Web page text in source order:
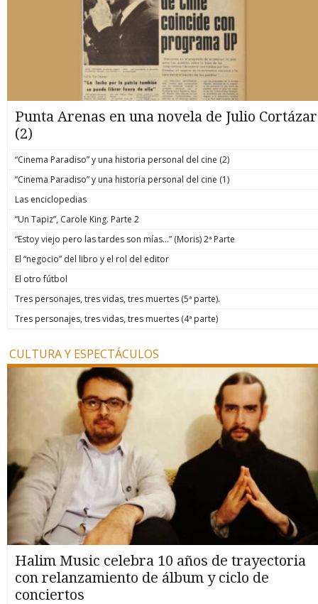
Punta Arenas en una novela de Julio Cortázar
(2)
“Cinema Paradiso” y una historia personal del cine (2)
“Cinema Paradiso” y una historia personal del cine (1)
Las enciclopedias
“Un Tapiz”, Carole King. Parte 2
“Estoy viejo pero las tardes son mías…” (Moris) 2ª Parte
El “negocio” del libro y el rol del editor
El otro fútbol
Tres personajes, tres vidas, tres muertes (5ª parte).
Tres personajes, tres vidas, tres muertes (4ª parte)
CULTURA Y ESPECTÁCULOS
Halim Music celebra 10 años de trayectoria
con relanzamiento de álbum y ciclo de
conciertos